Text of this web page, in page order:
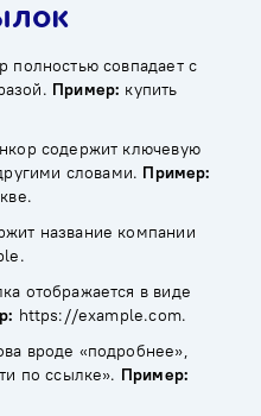
полностью совпадает с
Пример: купить
содержит ключевую
словами. Пример:
название компании
отображается в виде
https://example.com.
вроде «подробнее»,
по ссылке». Пример: